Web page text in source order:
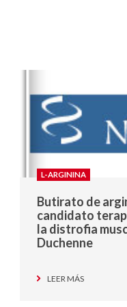
L-ARGININA
Butirato de
candidato
la distrofia
Duchenne
LEER MÁS